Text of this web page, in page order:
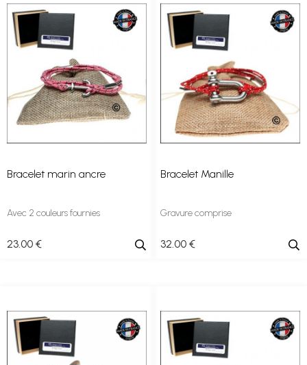
Bracelet marin ancre
Avec 2 couleurs fournies
23.00 €
Bracelet Manille
Gravure comprise
32.00 €